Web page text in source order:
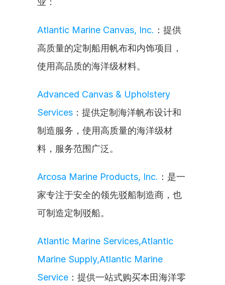
Atlantic Marine Canvas, Inc. ：提供
高质量的定制船用帆布和内饰项目，
使用高品质的海洋级材料。
Advanced Canvas & Upholstery
Services ：提供定制海洋帆布设计和
制造服务，使用高质量的海洋级材
料，服务范围广泛。
Arcosa Marine Products, Inc. ：是一
家专注于安全的领先驳船制造商，也
可制造定制驳船。
Atlantic Marine Services,Atlantic
Marine Supply,Atlantic Marine
Service ：提供一站式购买本田海洋零